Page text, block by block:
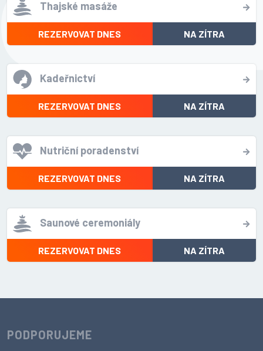
Thajské masáže
REZERVOVAT DNES NA ZÍTRA
Kadeřnictví
REZERVOVAT DNES NA ZÍTRA
Nutriční poradenství
REZERVOVAT DNES NA ZÍTRA
Saunové ceremoniály
REZERVOVAT DNES NA ZÍTRA
PODPORUJEME